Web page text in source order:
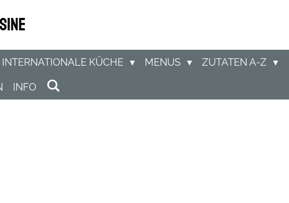
INTERNATIONALE KÜCHE MENUS ZUTATEN A-Z
INFO